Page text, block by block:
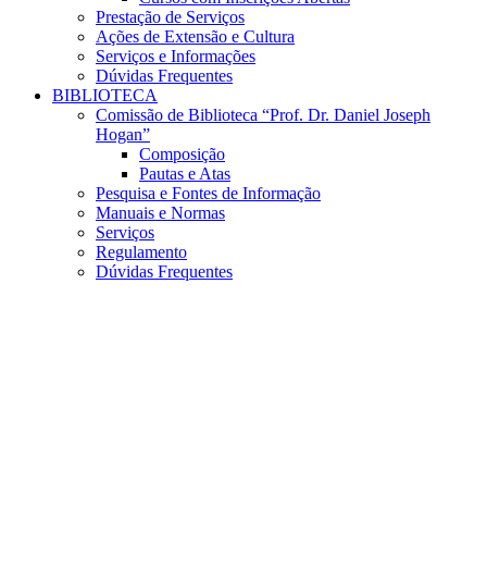
Prestação de Serviços
Ações de Extensão e Cultura
Serviços e Informações
Dúvidas Frequentes
BIBLIOTECA
Comissão de Biblioteca “Prof. Dr. Daniel Joseph
Hogan”
Composição
Pautas e Atas
Pesquisa e Fontes de Informação
Manuais e Normas
Serviços
Regulamento
Dúvidas Frequentes